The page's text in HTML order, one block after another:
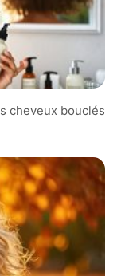
cheveux bouclés